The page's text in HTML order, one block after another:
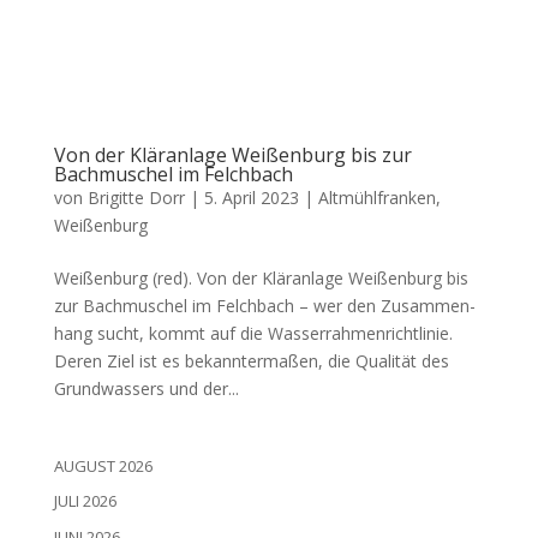
Von der Kläranlage Weißenburg bis zur
Bachmuschel im Felchbach
von Brigitte Dorr| 5. April 2023 | Altmühlfranken,
Weißenburg
Wei­ßen­burg (red). Von der Klär­an­la­ge Wei­ßen­burg bis
zur Bach­mu­schel im Felch­bach – wer den Zusam­men­
hang sucht, kommt auf die Was­ser­rah­men­richt­li­nie.
Deren Ziel ist es bekann­ter­ma­ßen, die Qua­li­tät des
Grund­was­sers und der...
AUGUST 2026
JULI 2026